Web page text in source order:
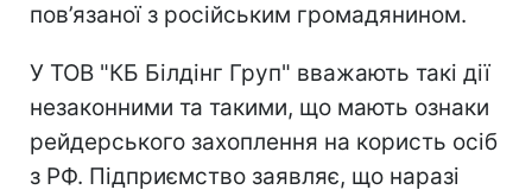
пов’язаної з російським громадянином.
У ТОВ "КБ Білдінг Груп" вважають такі дії
незаконними та такими, що мають ознаки
рейдерського захоплення на користь осіб
з РФ. Підприємство заявляє, що наразі